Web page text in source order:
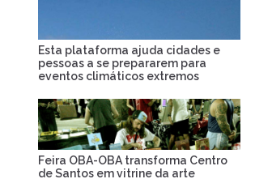
Esta plataforma ajuda cidades e
pessoas a se prepararem para
eventos climáticos extremos
Feira OBA-OBA transforma Centro
de Santos em vitrine da arte